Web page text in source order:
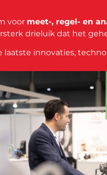
voor meet-, regel- en
drieluik dat het
innovaties,